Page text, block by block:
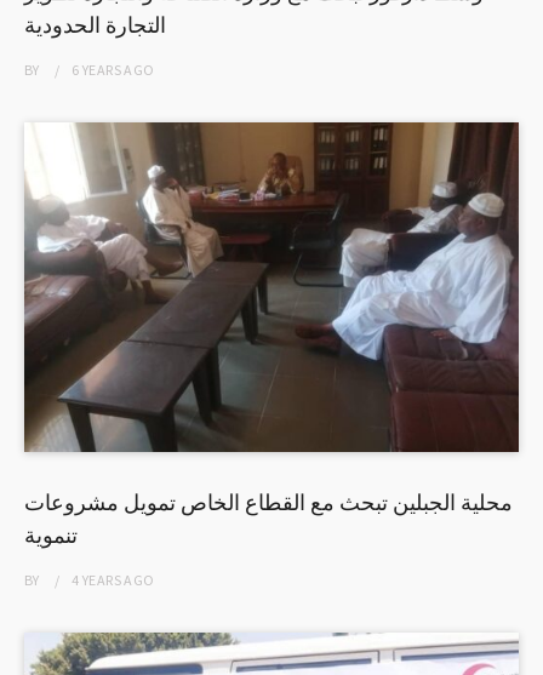
التجارة الحدودية
BY 6 YEARSAGO
محلية الجبلين تبحث مع القطاع الخاص تمويل مشروعات
تنموية
BY 4 YEARSAGO